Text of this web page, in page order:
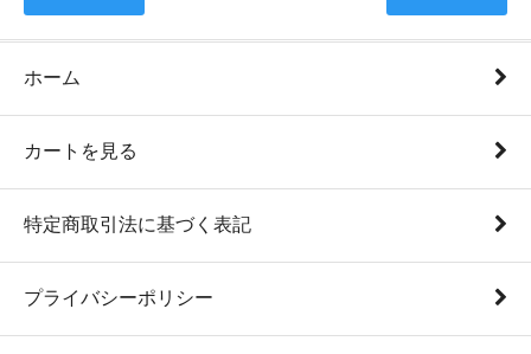
ホーム
カートを見る
特定商取引法に基づく表記
プライバシーポリシー